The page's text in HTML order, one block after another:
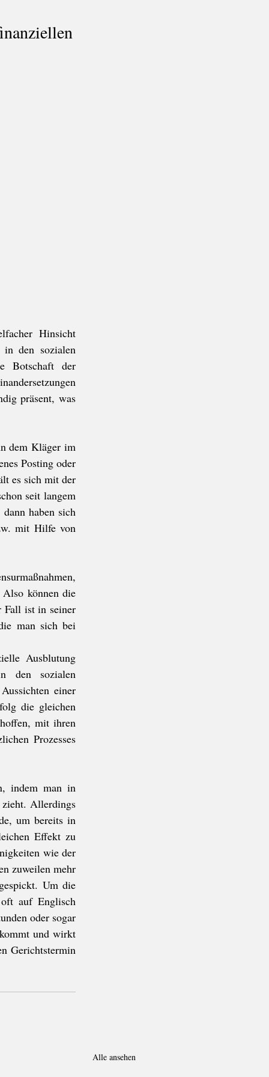
Hinsicht
in den sozialen
Botschaft der
präsent, was
dem Kläger im
Posting oder
es sich mit der
seit langem
haben sich
mit Hilfe von
können die
Fall ist in seiner
man sich bei
Ausblutung
den sozialen
einer
die gleichen
mit ihren
Prozesses
indem man in
zieht. Allerdings
um bereits in
Effekt zu
wie der
zuweilen mehr
Um die
auf Englisch
oder sogar
und wirkt
Gerichtstermin
Alle ansehen